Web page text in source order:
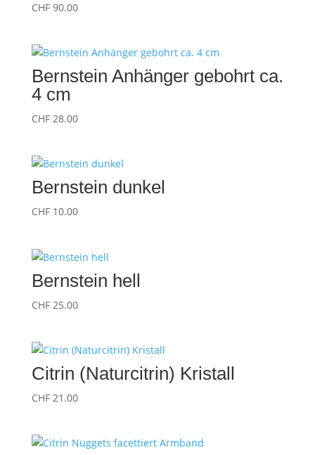
CHF90.00
Bernstein Anhänger gebohrt ca.
4 cm
CHF28.00
Bernstein dunkel
CHF10.00
Bernstein hell
CHF25.00
Citrin (Naturcitrin) Kristall
CHF21.00